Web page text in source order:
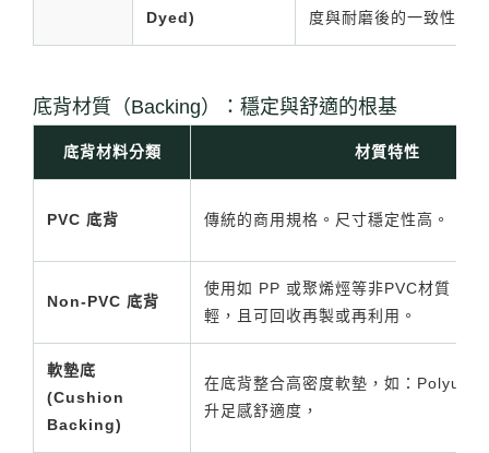
搜尋
搜尋
熱門搜尋 太格AI報你知 隔音建材
ESG 碳足跡計算器
太格奧運五環
Dyed)
度與耐磨後的一致性一
底背材質（Backing）：穩定與舒適的根基
底背材料分類 材質特性
PVC 底背 傳統的商用規格。尺寸穩定性高。
Non-PVC 底背
使用如 PP 或聚烯烴等非PVC材質。重
輕，且可回收再製或再利用。
軟墊底
(Cushion
Backing)
在底背整合高密度軟墊，如：
升足感舒適度，